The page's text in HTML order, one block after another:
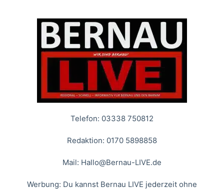
Telefon: 03338 750812
Redaktion: 0170 5898858
Mail: Hallo@Bernau-LIVE.de
Werbung: Du kannst Bernau LIVE jederzeit ohne